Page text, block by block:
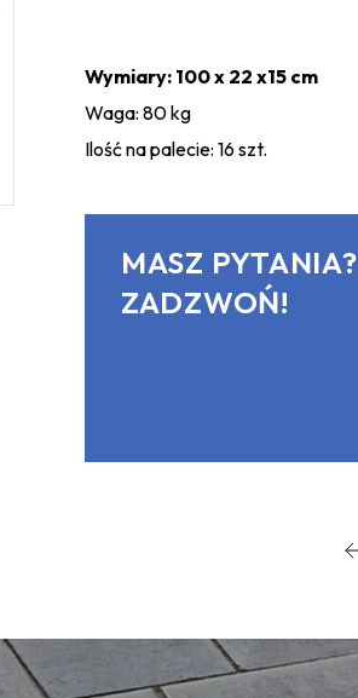
Wymiary: 100 x 22 x15 cm
Waga: 80 kg
Ilość na palecie: 16 szt.
MASZ PYTANIA?
ZADZWOŃ!